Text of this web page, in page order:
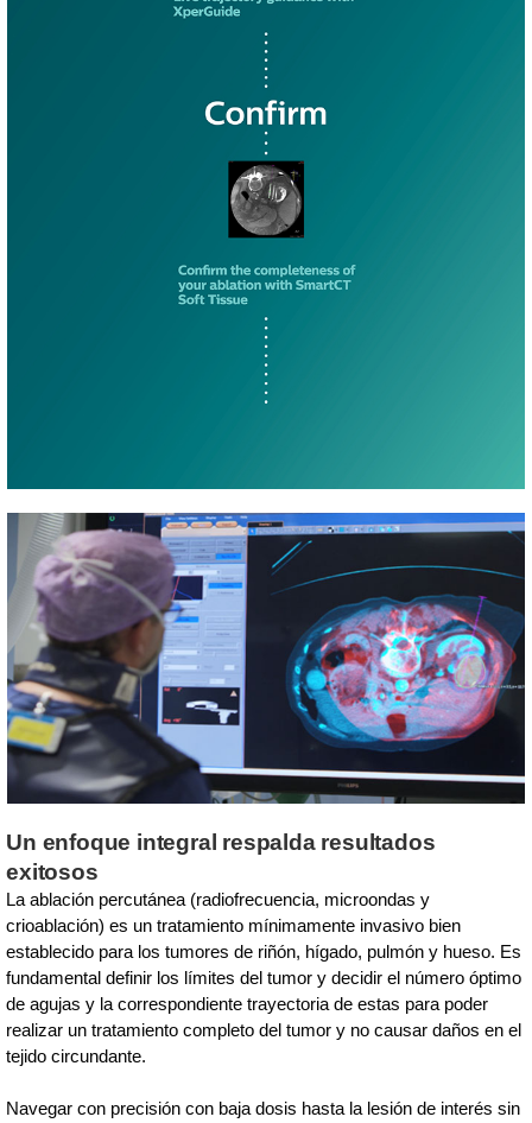
Un enfoque integral respalda resultados
exitosos
La ablación percutánea (radiofrecuencia, microondas y
crioablación) es un tratamiento mínimamente invasivo bien
establecido para los tumores de riñón, hígado, pulmón y hueso. Es
fundamental definir los límites del tumor y decidir el número óptimo
de agujas y la correspondiente trayectoria de estas para poder
realizar un tratamiento completo del tumor y no causar daños en el
tejido circundante.
Navegar con precisión con baja dosis hasta la lesión de interés sin